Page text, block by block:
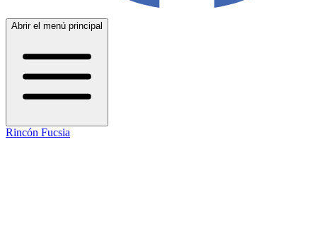
Abrir el menú principal
Rincón Fucsia